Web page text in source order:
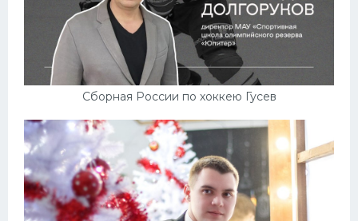
Сборная России по хоккею Гусев